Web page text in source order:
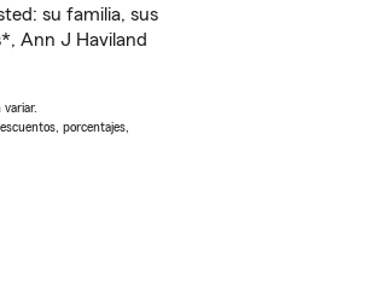
su familia, sus
Ann J Haviland
porcentajes,